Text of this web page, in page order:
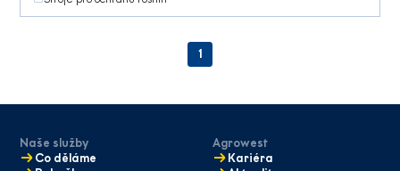
1
Naše služby
Co děláme
Agrowest
Kariéra